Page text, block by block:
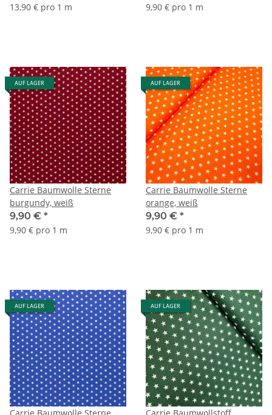
13,90 € pro 1 m
9,90 € pro 1 m
AUF LAGER
Carrie Baumwolle Sterne
burgundy, weiß
9,90 € *
9,90 € pro 1 m
AUF LAGER
Carrie Baumwolle Sterne
orange, weiß
9,90 € *
9,90 € pro 1 m
AUF LAGER AUF LAGER